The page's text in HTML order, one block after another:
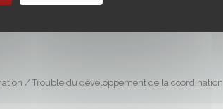
/ Trouble du développement de la coordination